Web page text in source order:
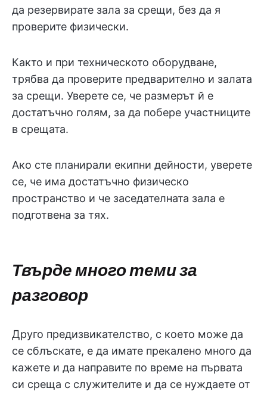
да резервирате зала за срещи, без да я
проверите физически.
Както и при техническото оборудване,
трябва да проверите предварително и залата
за срещи. Уверете се, че размерът й е
достатъчно голям, за да побере участниците
в срещата.
Ако сте планирали екипни дейности, уверете
се, че има достатъчно физическо
пространство и че заседателната зала е
подготвена за тях.
Твърде много теми за
разговор
Друго предизвикателство, с което може да
се сблъскате, е да имате прекалено много да
кажете и да направите по време на първата
си среща с служителите и да се нуждаете от